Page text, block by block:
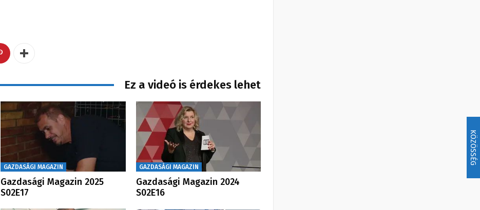
KÖZÖSSÉG
Ez a videó is érdekes lehet
GAZDASÁGI MAGAZIN
Gazdasági Magazin 2025
S02E17
GAZDASÁGI MAGAZIN
Gazdasági Magazin 2024
S02E16